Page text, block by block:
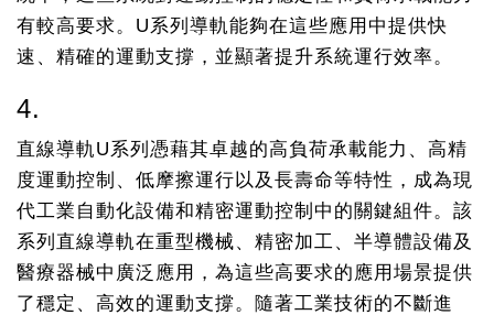
有較高要求。U系列導軌能夠在這些應用中提供快
速、精確的運動支撐，並顯著提升系統運行效率。
4.
直線導軌U系列憑藉其卓越的高負荷承載能力、高精
度運動控制、低摩擦運行以及長壽命等特性，成為現
代工業自動化設備和精密運動控制中的關鍵組件。該
系列直線導軌在重型機械、精密加工、半導體設備及
醫療器械中廣泛應用，為這些高要求的應用場景提供
了穩定、高效的運動支撐。隨著工業技術的不斷進